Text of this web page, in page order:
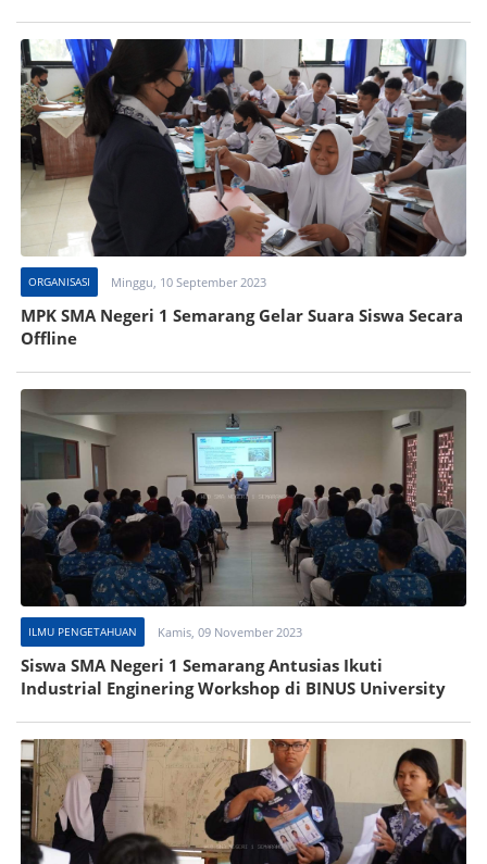
ORGANISASI Minggu, 10 September 2023
MPK SMA Negeri 1 Semarang Gelar Suara Siswa Secara
Offline
ILMU PENGETAHUAN Kamis, 09 November 2023
Siswa SMA Negeri 1 Semarang Antusias Ikuti
Industrial Enginering Workshop di BINUS University